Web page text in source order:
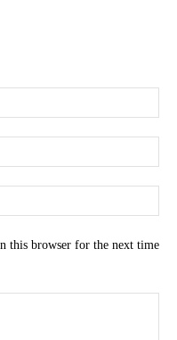
this browser for the next time